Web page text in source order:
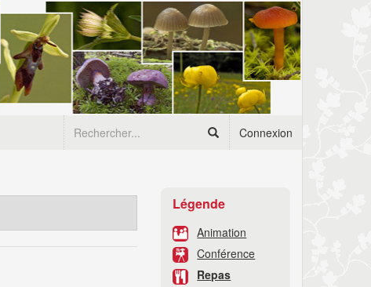
Connexion
Légende
Animation
Conférence
Repas